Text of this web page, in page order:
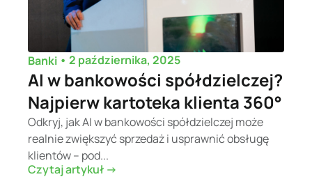
Banki • 2 października, 2025
AI w bankowości spółdzielczej?
Najpierw kartoteka klienta 360°
Odkryj, jak AI w bankowości spółdzielczej może
realnie zwiększyć sprzedaż i usprawnić obsługę
klientów – pod...
Czytaj artykuł ->